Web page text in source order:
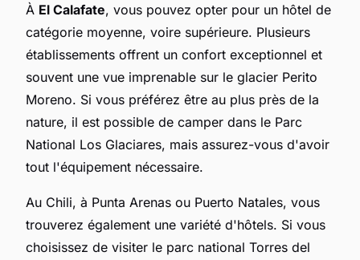
À El Calafate, vous pouvez opter pour un hôtel de
catégorie moyenne, voire supérieure. Plusieurs
établissements offrent un confort exceptionnel et
souvent une vue imprenable sur le glacier Perito
Moreno. Si vous préférez être au plus près de la
nature, il est possible de camper dans le Parc
National Los Glaciares, mais assurez-vous d'avoir
tout l'équipement nécessaire.
Au Chili, à Punta Arenas ou Puerto Natales, vous
trouverez également une variété d'hôtels. Si vous
choisissez de visiter le parc national Torres del